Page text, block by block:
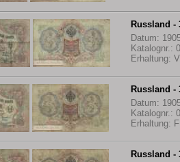
Russland -
Datum:
Katalognr.:
Erhaltung:
Russland -
Datum:
Katalognr.:
Erhaltung: F
Russland -